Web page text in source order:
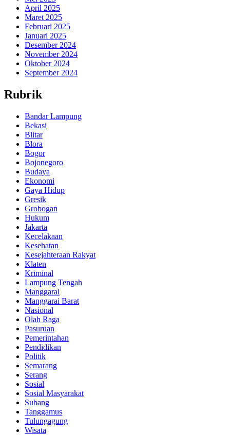
April 2025
Maret 2025
Februari 2025
Januari 2025
Desember 2024
November 2024
Oktober 2024
September 2024
Rubrik
Bandar Lampung
Bekasi
Blitar
Blora
Bogor
Bojonegoro
Budaya
Ekonomi
Gaya Hidup
Gresik
Grobogan
Hukum
Jakarta
Kecelakaan
Kesehatan
Kesejahteraan Rakyat
Klaten
Kriminal
Lampung Tengah
Manggarai
Manggarai Barat
Nasional
Olah Raga
Pasuruan
Pemerintahan
Pendidikan
Politik
Semarang
Serang
Sosial
Sosial Masyarakat
Subang
Tanggamus
Tulungagung
Wisata